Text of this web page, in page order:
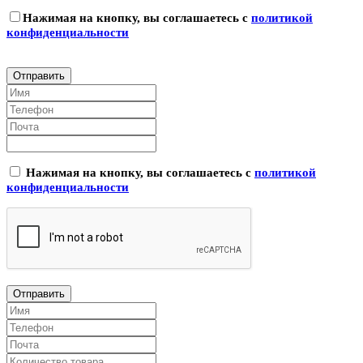
Нажимая на кнопку, вы соглашаетесь с политикой
конфиденциальности
Нажимая на кнопку, вы соглашаетесь с политикой
конфиденциальности